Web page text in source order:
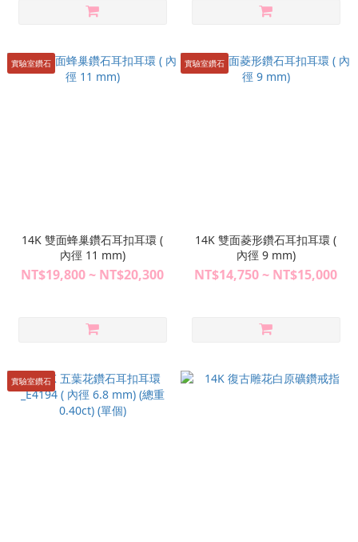
實驗室鑽石
14K 雙面蜂巢鑽石耳扣耳環 (
內徑 11 mm)
NT$19,800 ~ NT$20,300
實驗室鑽石
14K 雙面菱形鑽石耳扣耳環 (
內徑 9 mm)
NT$14,750 ~ NT$15,000
實驗室鑽石